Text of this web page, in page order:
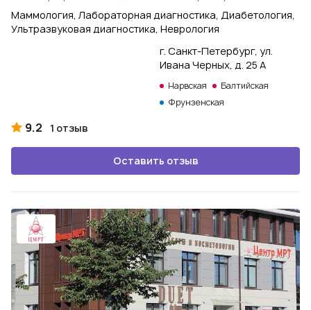
Маммология, Лабораторная диагностика, Диабетология,
Ультразвуковая диагностика, Неврология
г. Санкт-Петербург, ул.
Ивана Черных, д. 25 А
Нарвская
Балтийская
Фрунзенская
9.2 1 отзыв
Оставить отзыв